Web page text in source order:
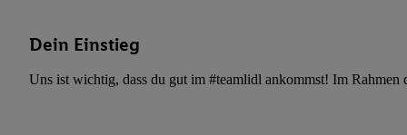
Dein Einstieg
Uns ist wichtig, dass du gut im #teamlidl ankommst! Im Rahmen
Anzeige von